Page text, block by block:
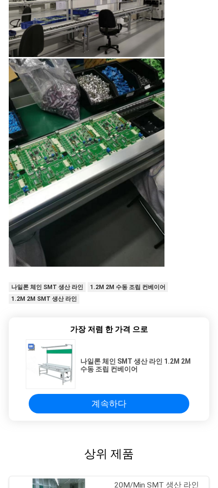
나일론 체인 SMT 생산 라인
1.2M 2M 수동 조립 컨베이어
1.2M 2M SMT 생산 라인
가장 저렴 한 가격 으로
나일론 체인 SMT 생산 라인 1.2M 2M
수동 조립 컨베이어
계속하다
상위 제품
20M/Min SMT 생산 라인